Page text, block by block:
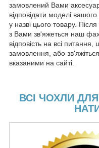
замовлений Вами
відповідати моделі
у назві цього товару.
з Вами зв'яжеться наш
відповість на всі
замовлення, або
вказаними на сайті.
ВСІ ЧОХЛИ ДЛЯ